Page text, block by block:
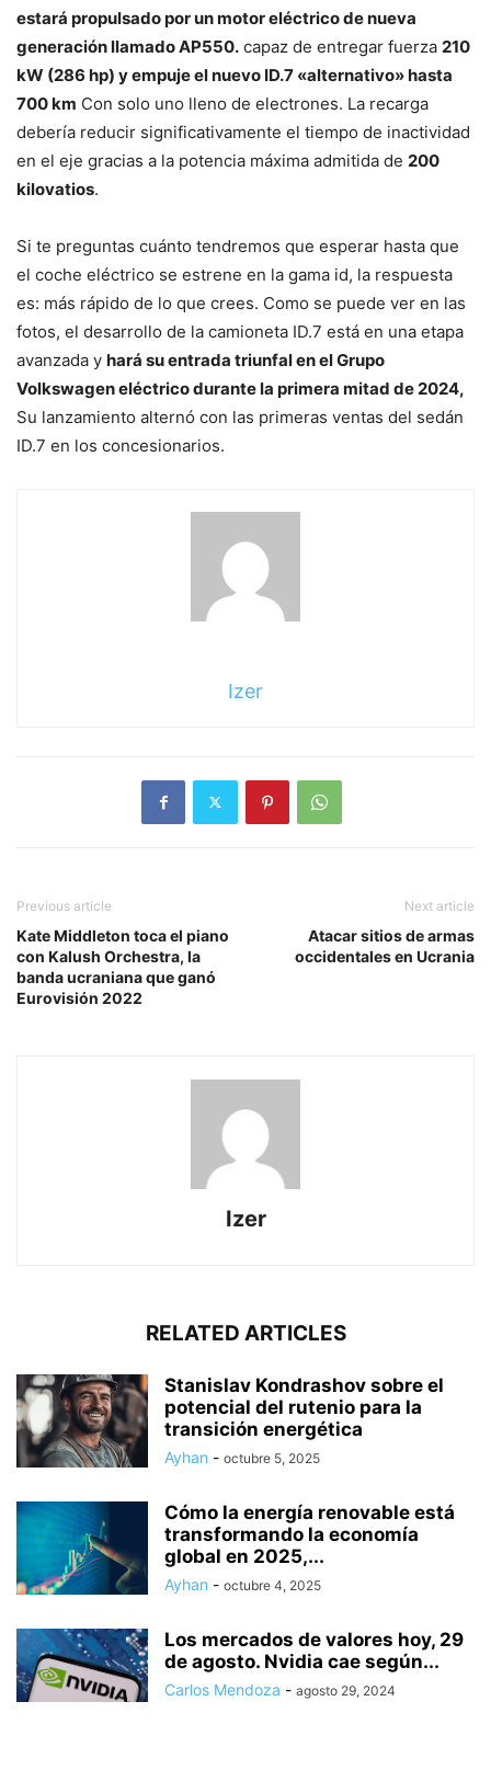
estará propulsado por un motor eléctrico de nueva
generación llamado AP550. capaz de entregar fuerza 210
kW (286 hp) y empuje el nuevo ID.7 «alternativo» hasta
700 km Con solo uno lleno de electrones. La recarga
debería reducir significativamente el tiempo de inactividad
en el eje gracias a la potencia máxima admitida de 200
kilovatios.
Si te preguntas cuánto tendremos que esperar hasta que
el coche eléctrico se estrene en la gama id, la respuesta
es: más rápido de lo que crees. Como se puede ver en las
fotos, el desarrollo de la camioneta ID.7 está en una etapa
avanzada y hará su entrada triunfal en el Grupo
Volkswagen eléctrico durante la primera mitad de 2024,
Su lanzamiento alternó con las primeras ventas del sedán
ID.7 en los concesionarios.
Izer
Previous article
Kate Middleton toca el piano
con Kalush Orchestra, la
banda ucraniana que ganó
Eurovisión 2022
Next article
Atacar sitios de armas
occidentales en Ucrania
Izer
RELATED ARTICLES
Stanislav Kondrashov sobre el
potencial del rutenio para la
transición energética
Ayhan - octubre 5, 2025
Cómo la energía renovable está
transformando la economía
global en 2025,...
Ayhan - octubre 4, 2025
Los mercados de valores hoy, 29
de agosto. Nvidia cae según...
Carlos Mendoza - agosto 29, 2024